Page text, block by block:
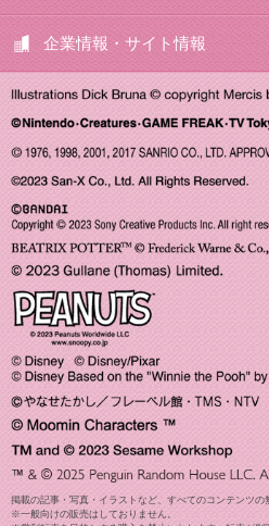
企業情報・サイト情報
掲載の記事・写真・イラストなど、すべてのコンテンツの
※一般向けの販売はしておりません。